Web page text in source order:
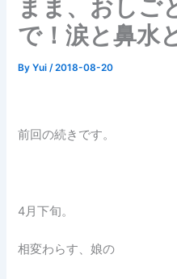
まま、おし
で！涙と鼻水
ByYui/2018-08-20
前回の続きです。
4月下旬。
相変わらす、娘の